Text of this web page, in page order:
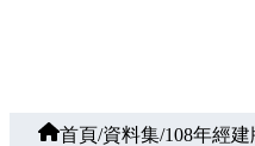
首頁/資料集/108年經